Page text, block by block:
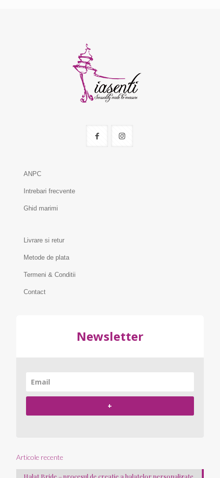
ANPC
Intrebari frecvente
Ghid marimi
Livrare si retur
Metode de plata
Termeni & Conditii
Contact
Newsletter
+
Articole recente
Halat Bride – procesul de creatie a halatelor personalizate